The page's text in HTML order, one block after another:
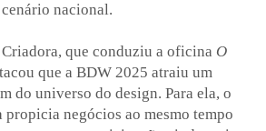
nacional.
que conduziu a oficina O
que a BDW 2025 atraiu um
do universo do design. Para ela, o
propicia negócios ao mesmo tempo